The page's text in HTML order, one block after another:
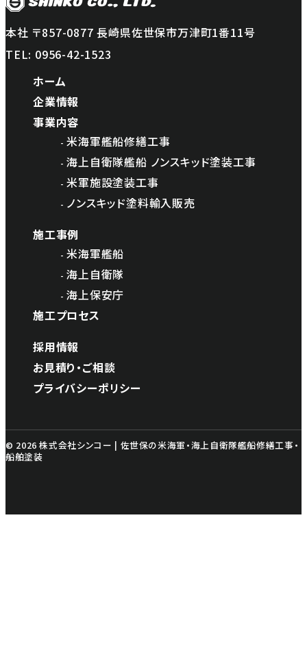
本社 〒857-0877 長崎県佐世保市万津町1番11号
TEL: 0956-42-1523
ホーム
企業情報
事業内容
米海軍艦船修繕工事
海上自衛隊艦船 ノンスキッド塗装工事
米軍施設塗装工事
ノンスキッド塗料輸入販売
施工事例
米海軍艦船
海上自衛隊
海上保安庁
施工プロセス
採用情報
お見積り・ご相談
プライバシーポリシー
© 2026 株式会社シンコー | 佐世保の米海軍・海上自衛隊艦船修繕工事・
船舶塗装